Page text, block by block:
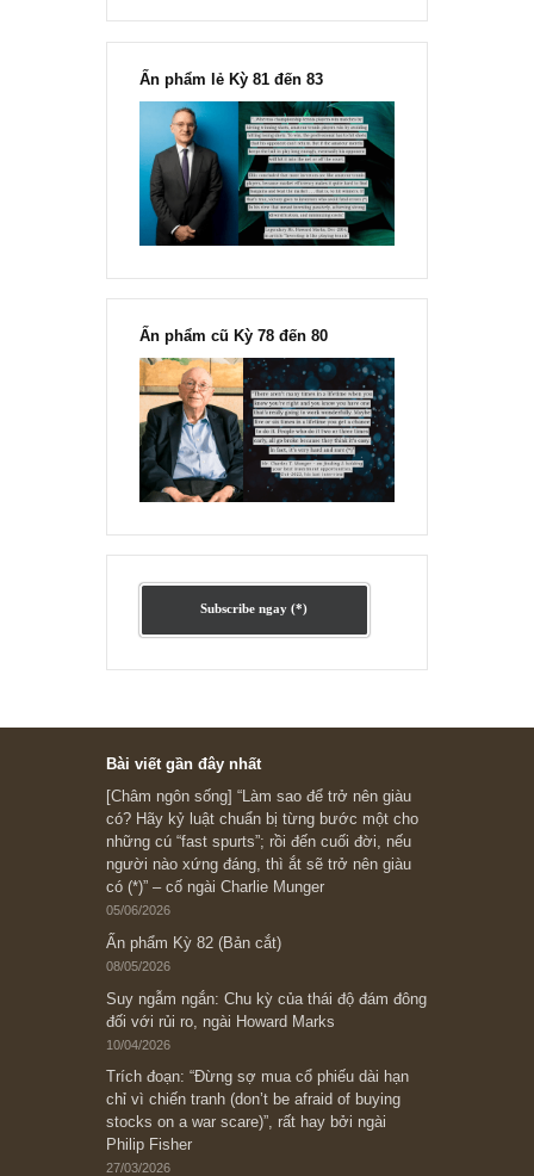
“Đừng sợ mua cổ phiếu dài hạn
chỉ vì chiến tranh”, ngài Philip
Fisher
Ấn phẩm lẻ Kỳ 81 đến 83
Ấn phẩm cũ Kỳ 78 đến 80